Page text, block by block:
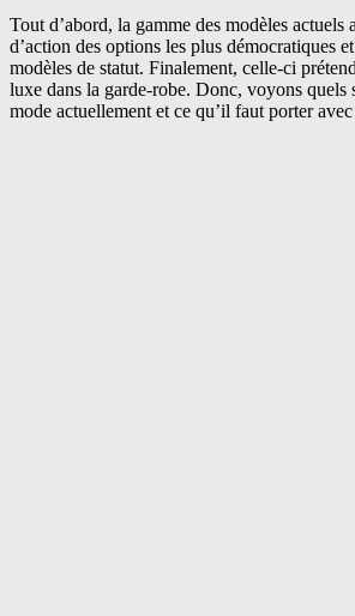
Tout d’abord, la gamme des modèles actuels
d’action des options les plus démocratiques
modèles de statut. Finalement, celle-ci
luxe dans la garde-robe. Donc, voyons quels
mode actuellement et ce qu’il faut porter